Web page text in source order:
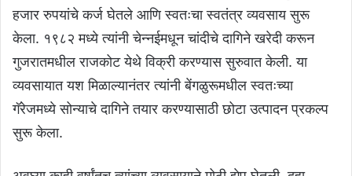
हजार रुपयांचे कर्ज घेतले आणि स्वतःचा स्वतंत्र व्यवसाय सुरू
केला. १९८२ मध्ये त्यांनी चेन्नईमधून चांदीचे दागिने खरेदी करून
गुजरातमधील राजकोट येथे विक्री करण्यास सुरुवात केली. या
व्यवसायात यश मिळाल्यानंतर त्यांनी बेंगळुरूमधील स्वतःच्या
गॅरेजमध्ये सोन्याचे दागिने तयार करण्यासाठी छोटा उत्पादन प्रकल्प
सुरू केला.